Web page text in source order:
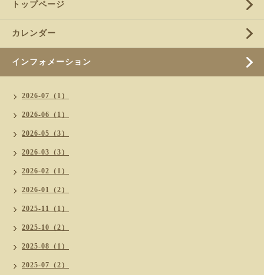
トップページ
カレンダー
インフォメーション
2026-07（1）
2026-06（1）
2026-05（3）
2026-03（3）
2026-02（1）
2026-01（2）
2025-11（1）
2025-10（2）
2025-08（1）
2025-07（2）